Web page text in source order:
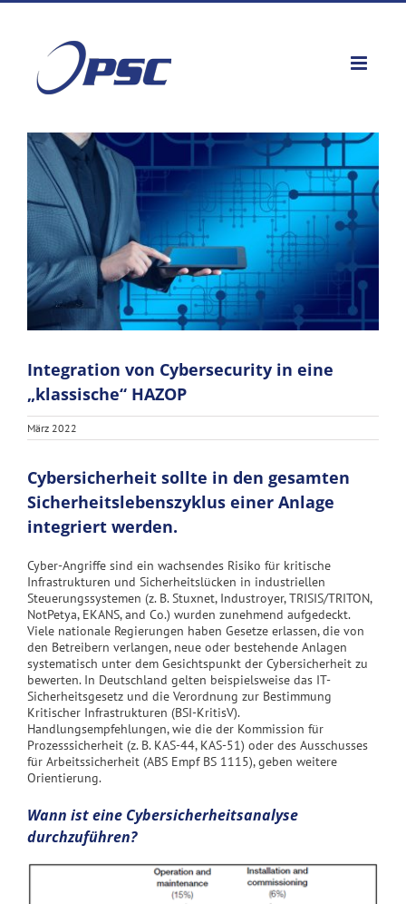
Zum
Zeige
grösseres
Bild
Integration von Cybersecurity in eine
„klassische“ HAZOP
März 2022
Cybersicherheit sollte in den gesamten
Sicherheitslebenszyklus einer Anlage
integriert werden.
Cyber-Angriffe sind ein wachsendes Risiko für kritische
Infrastrukturen und Sicherheitslücken in industriellen
Steuerungssystemen (z. B. Stuxnet, Industroyer, TRISIS/TRITON,
NotPetya, EKANS, and Co.) wurden zunehmend aufgedeckt.
Viele nationale Regierungen haben Gesetze erlassen, die von
den Betreibern verlangen, neue oder bestehende Anlagen
systematisch unter dem Gesichtspunkt der Cybersicherheit zu
bewerten. In Deutschland gelten beispielsweise das IT-
Sicherheitsgesetz und die Verordnung zur Bestimmung
Kritischer Infrastrukturen (BSI-KritisV).
Handlungsempfehlungen, wie die der Kommission für
Prozesssicherheit (z. B. KAS-44, KAS-51) oder des Ausschusses
für Arbeitssicherheit (ABS Empf BS 1115), geben weitere
Orientierung.
Wann ist eine Cybersicherheitsanalyse
durchzuführen?